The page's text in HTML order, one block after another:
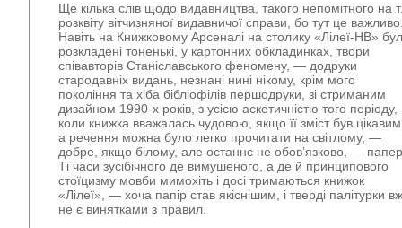
Ще кілька слів щодо видавництва, такого непомітного на
розквіту вітчизняної видавничої справи, бо тут це
Навіть на Книжковому Арсеналі на столику «Лілеї-НВ»
розкладені тоненькі, у картонних обкладинках, твори
співавторів Станіславського феномену, — додруки
стародавніх видань, незнані нині нікому, крім мого
покоління та хіба бібліофілів першодруки, зі стриманим
дизайном 1990-х років, з усією аскетичністю того періоду,
коли книжка вважалась чудовою, якщо її зміст був
а речення можна було легко прочитати на світлому, —
добре, якщо білому, але останнє не обов’язково, —
Ті часи зусібічного де вимушеного, а де й принципового
стоїцизму мовби мимохіть і досі тримаються книжок
«Лілеї», — хоча папір став якіснішим, і тверді палітурки
не є винятками з правил.